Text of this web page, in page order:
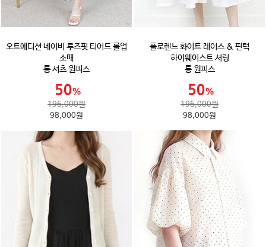
오트에디션 네이비 루즈핏 티어드 롤업
소매
롱 셔츠 원피스
196,000원
98,000원
플로렌느 화이트 레이스 & 핀턱
하이웨이스트 셔링
롱 원피스
196,000원
98,000원